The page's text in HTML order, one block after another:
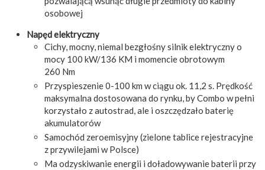
osobowej
Napęd elektryczny
Cichy, mocny, niemal bezgłośny silnik elektryczny o
mocy 100 kW/136 KM i momencie obrotowym
260 Nm
Przyspieszenie 0-100 km w ciągu ok. 11,2 s. Prędkość
maksymalna dostosowana do rynku, by Combo w pełni
korzystało z autostrad, ale i oszczędzało baterię
akumulatorów
Samochód zeroemisyjny (zielone tablice rejestracyjne
z przywilejami w Polsce)
Ma odzyskiwanie energii i doładowywanie baterii przy